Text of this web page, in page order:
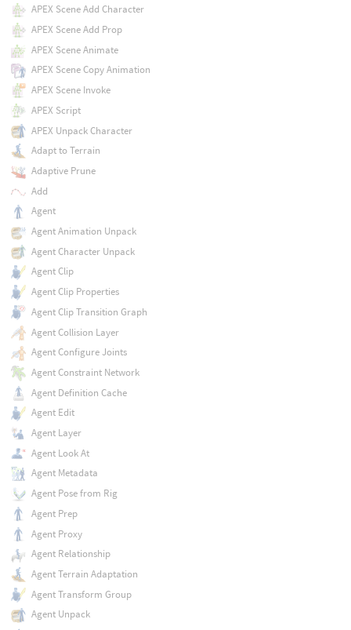
APEX Scene Add Character
APEX Scene Add Prop
APEX Scene Animate
APEX Scene Copy Animation
APEX Scene Invoke
APEX Script
APEX Unpack Character
Adapt to Terrain
Adaptive Prune
Add
Agent
Agent Animation Unpack
Agent Character Unpack
Agent Clip
Agent Clip Properties
Agent Clip Transition Graph
Agent Collision Layer
Agent Configure Joints
Agent Constraint Network
Agent Definition Cache
Agent Edit
Agent Layer
Agent Look At
Agent Metadata
Agent Pose from Rig
Agent Prep
Agent Proxy
Agent Relationship
Agent Terrain Adaptation
Agent Transform Group
Agent Unpack